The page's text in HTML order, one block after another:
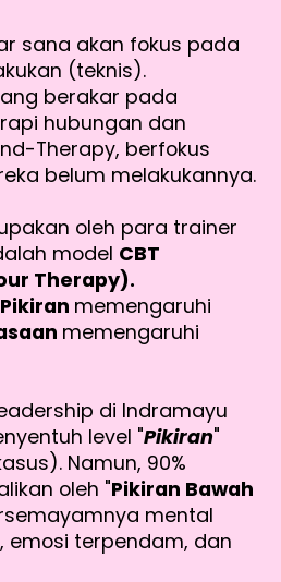
sana akan fokus pada
(teknis).
berakar pada
hubungan dan
Therapy, berfokus
belum melakukannya.
oleh para trainer
model CBT
Therapy).
Pikiran memengaruhi
memengaruhi
di Indramayu
level "Pikiran"
Namun, 90%
oleh "Pikiran Bawah
mental
emosi terpendam, dan